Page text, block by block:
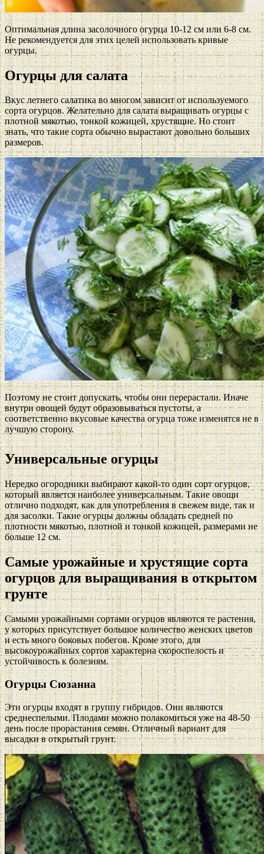
Оптимальная длина засолочного огурца 10-12 см или 6-8 см.
Не рекомендуется для этих целей использовать кривые
огурцы.
Огурцы для салата
Вкус летнего салатика во многом зависит от используемого
сорта огурцов. Желательно для салата выращивать огурцы с
плотной мякотью, тонкой кожицей, хрустящие. Но стоит
знать, что такие сорта обычно вырастают довольно больших
размеров.
Поэтому не стоит допускать, чтобы они перерастали. Иначе
внутри овощей будут образовываться пустоты, а
соответственно вкусовые качества огурца тоже изменятся не в
лучшую сторону.
Универсальные огурцы
Нередко огородники выбирают какой-то один сорт огурцов,
который является наиболее универсальным. Такие овощи
отлично подходят, как для употребления в свежем виде, так и
для засолки. Такие огурцы должны обладать средней по
плотности мякотью, плотной и тонкой кожицей, размерами не
больше 12 см.
Самые урожайные и хрустящие сорта
огурцов для выращивания в открытом
грунте
Самыми урожайными сортами огурцов являются те растения,
у которых присутствует большое количество женских цветов
и есть много боковых побегов. Кроме этого, для
высокоурожайных сортов характерна скороспелость и
устойчивость к болезням.
Огурцы Сюзанна
Эти огурцы входят в группу гибридов. Они являются
среднеспелыми. Плодами можно полакомиться уже на 48-50
день после прорастания семян. Отличный вариант для
высадки в открытый грунт.